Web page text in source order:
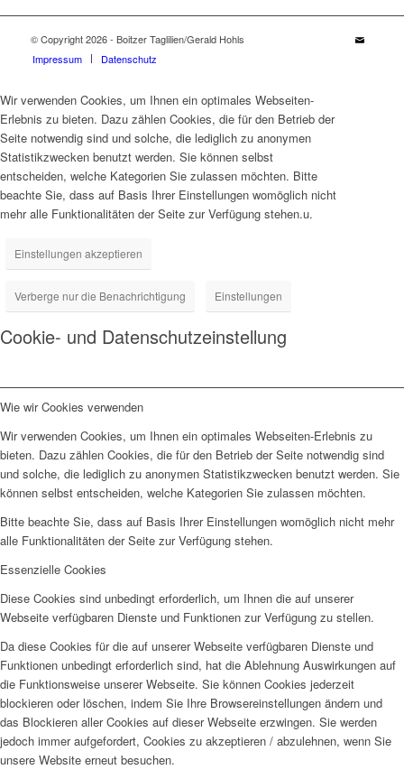
© Copyright 2026 - Boitzer Taglilien/Gerald Hohls
Impressum
Datenschutz
Wir verwenden Cookies, um Ihnen ein optimales Webseiten-
Erlebnis zu bieten. Dazu zählen Cookies, die für den Betrieb der
Seite notwendig sind und solche, die lediglich zu anonymen
Statistikzwecken benutzt werden. Sie können selbst
entscheiden, welche Kategorien Sie zulassen möchten. Bitte
beachte Sie, dass auf Basis Ihrer Einstellungen womöglich nicht
mehr alle Funktionalitäten der Seite zur Verfügung stehen.u.
Einstellungen akzeptieren
Verberge nur die Benachrichtigung Einstellungen
Cookie- und Datenschutzeinstellung
Wie wir Cookies verwenden
Wir verwenden Cookies, um Ihnen ein optimales Webseiten-Erlebnis zu
bieten. Dazu zählen Cookies, die für den Betrieb der Seite notwendig sind
und solche, die lediglich zu anonymen Statistikzwecken benutzt werden. Sie
können selbst entscheiden, welche Kategorien Sie zulassen möchten.
Bitte beachte Sie, dass auf Basis Ihrer Einstellungen womöglich nicht mehr
alle Funktionalitäten der Seite zur Verfügung stehen.
Essenzielle Cookies
Diese Cookies sind unbedingt erforderlich, um Ihnen die auf unserer
Webseite verfügbaren Dienste und Funktionen zur Verfügung zu stellen.
Da diese Cookies für die auf unserer Webseite verfügbaren Dienste und
Funktionen unbedingt erforderlich sind, hat die Ablehnung Auswirkungen auf
die Funktionsweise unserer Webseite. Sie können Cookies jederzeit
blockieren oder löschen, indem Sie Ihre Browsereinstellungen ändern und
das Blockieren aller Cookies auf dieser Webseite erzwingen. Sie werden
jedoch immer aufgefordert, Cookies zu akzeptieren / abzulehnen, wenn Sie
unsere Website erneut besuchen.